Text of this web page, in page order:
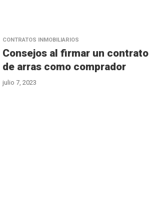
CONTRATOS INMOBILIARIOS
Consejos al firmar un contrato
de arras como comprador
julio 7, 2023